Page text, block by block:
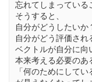
忘れてしまっている
そうすると、
自分がどうしたいか
自分がどう評価され
ベクトルが自分に向
本来考える必要のあ
「何のためにしてい